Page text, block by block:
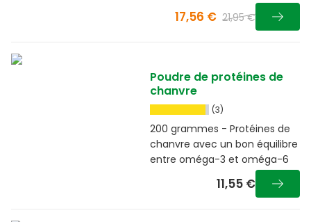
facilement digestibles, de
fibres et de guarana
17,56 € 21,95 €
Poudre de protéines de
chanvre
(3)
200 grammes - Protéines de
chanvre avec un bon équilibre
entre oméga-3 et oméga-6
11,55 €